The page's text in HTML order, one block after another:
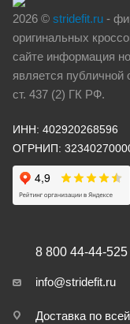
2026 © stridefit.ru -
оригинальных
сайте информация
является
ст. 437 (2) ГК РФ.
ИНН: 402920268596
ОГРНИП:
8 800 44-44-525
info@stridefit.ru
Доставка по